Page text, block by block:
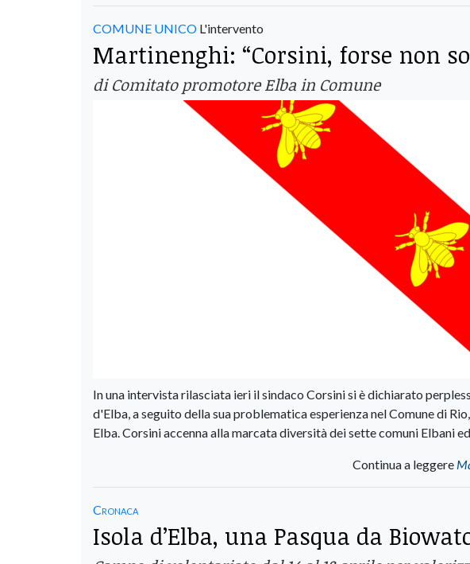
COMUNE UNICO L'intervento
Martinenghi: “Corsini, forse non
di Comitato promotore Elba in Comune
In una intervista rilasciata ieri il sindaco Corsini si è dichiarato
d'Elba, a seguito della sua problematica esperienza nel Comune di
Elba. Corsini accenna alla marcata diversità dei sette comuni Elbani ed.
Continua a leggere
Cronaca
Isola d’Elba, una Pasqua da